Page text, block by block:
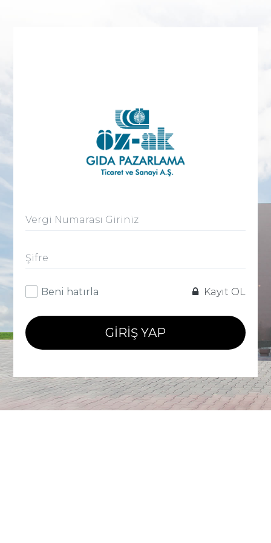
Beni hatırla Kayıt OL
GIRIŞ YAP